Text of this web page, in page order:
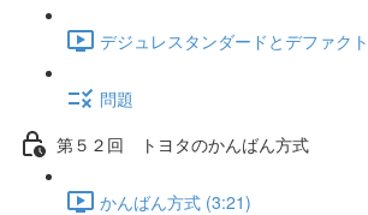
デジュレスタンダードとデファク
問題
第５２回 トヨタのかんばん方式
かんばん方式 (3:21)